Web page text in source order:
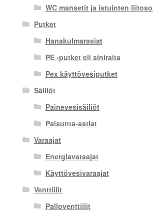
WC mansetit ja istuinten
Putket
Hanakulmarasiat
PE -putket eli siniraita
Pex käyttövesiputket
Säiliöt
Painevesisäiliöt
Paisunta-astiat
Varaajat
Energiavaraajat
Käyttövesivaraajat
Venttiilit
Palloventtiilit